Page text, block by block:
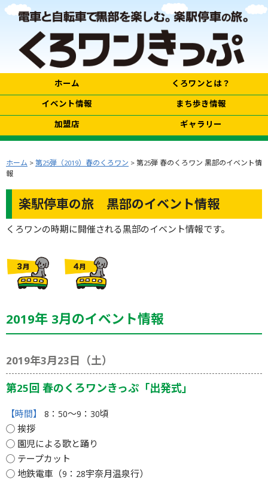
ホーム
くろワンとは？
イベント情報
まち歩き情報
加盟店
ギャラリー
ホーム >第25弾（2019）春のくろワン > 第25弾 春のくろワン 黒部のイベント情
報
楽駅停車の旅 黒部のイベント情報
くろワンの時期に開催される黒部のイベント情報です。
2019年 3月のイベント情報
2019年3月23日（土）
第25回 春のくろワンきっぷ「出発式」
【時間】 8：50〜9：30頃
◯ 挨拶
◯ 園児による歌と踊り
◯ テープカット
◯ 地鉄電車（9：28宇奈月温泉行）